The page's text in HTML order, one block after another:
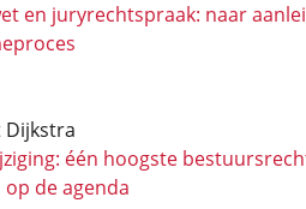
en juryrechtspraak: naar
Dijkstra
één hoogste
de agenda